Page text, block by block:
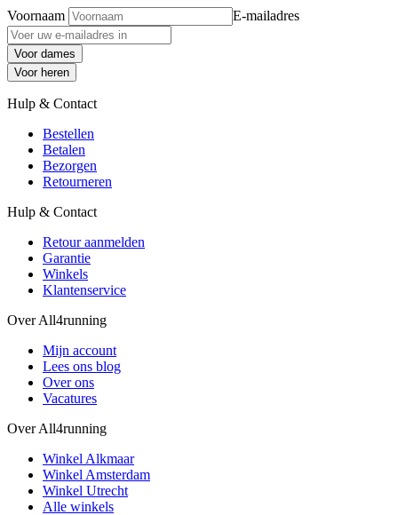
Voornaam E-mailadres
Voor dames
Voor heren
Hulp & Contact
Bestellen
Betalen
Bezorgen
Retourneren
Hulp & Contact
Retour aanmelden
Garantie
Winkels
Klantenservice
Over All4running
Mijn account
Lees ons blog
Over ons
Vacatures
Over All4running
Winkel Alkmaar
Winkel Amsterdam
Winkel Utrecht
Alle winkels